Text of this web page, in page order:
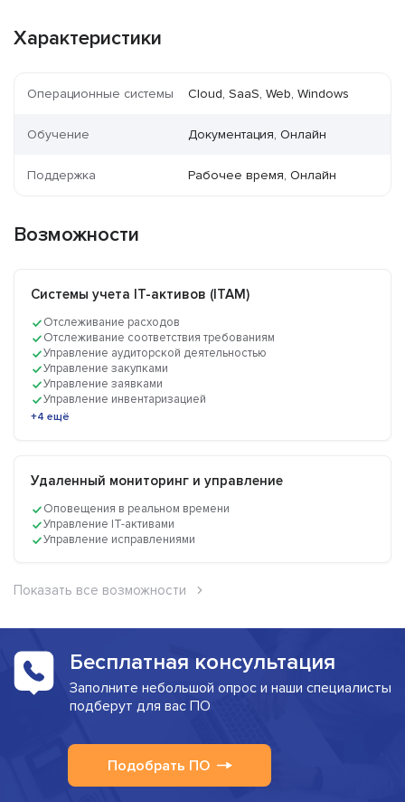
Характеристики
Операционные системы Cloud, SaaS, Web, Windows
Обучение Документация, Онлайн
Поддержка Рабочее время, Онлайн
Возможности
Системы учета IT-активов (ITAM)
Отслеживание расходов
Отслеживание соответствия требованиям
Управление аудиторской деятельностью
Управление закупками
Управление заявками
Управление инвентаризацией
+4 ещё
Удаленный мониторинг и управление
Оповещения в реальном времени
Управление IT-активами
Управление исправлениями
Показать все возможности
Бесплатная консультация
Заполните небольшой опрос и наши специалисты
подберут для вас ПО
Подобрать ПО